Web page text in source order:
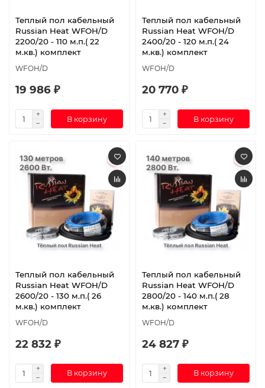
Теплый пол кабельный
Russian Heat WFOH/D
2200/20 - 110 м.п.( 22
м.кв.) комплект
WFOH/D
19 986 ₽
В корзину
Теплый пол кабельный
Russian Heat WFOH/D
2400/20 - 120 м.п.( 24
м.кв.) комплект
WFOH/D
20 770 ₽
В корзину
Теплый пол кабельный
Russian Heat WFOH/D
2600/20 - 130 м.п.( 26
м.кв.) комплект
WFOH/D
22 832 ₽
В корзину
Теплый пол кабельный
Russian Heat WFOH/D
2800/20 - 140 м.п.( 28
м.кв.) комплект
WFOH/D
24 827 ₽
В корзину